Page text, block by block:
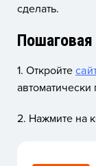
сделать.
Пошаговая
1. Откройте
автоматически
2. Нажмите на